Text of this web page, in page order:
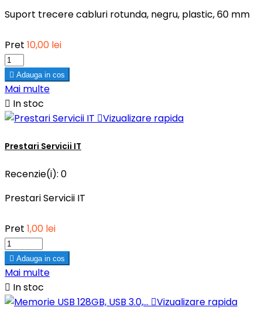
Suport trecere cabluri rotunda, negru, plastic, 60 mm
Pret 10,00 lei
 Adauga in cos
Mai multe
 In stoc
Vizualizare rapida
Prestari Servicii IT
Recenzie(i): 0
Prestari Servicii IT
Pret 1,00 lei
 Adauga in cos
Mai multe
 In stoc
Vizualizare rapida